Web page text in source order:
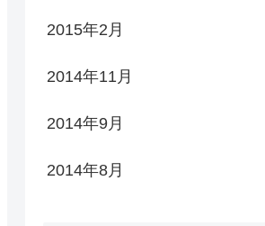
2015年2月
2014年11月
2014年9月
2014年8月